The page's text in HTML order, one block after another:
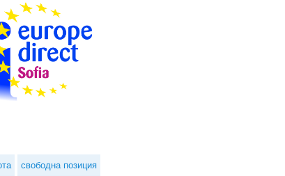
сключат търговско споразумение още през тази година
свободна позиция